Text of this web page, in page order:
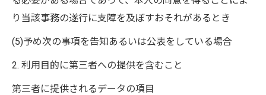
り当該事務の遂行に支障を及ぼすおそれがあるとき
(5)予め次の事項を告知あるいは公表をしている場合
2. 利用目的に第三者への提供を含むこと
第三者に提供されるデータの項目